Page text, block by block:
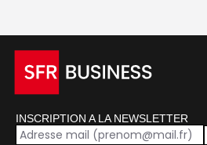
INSCRIPTION A LA NEWSLETTER